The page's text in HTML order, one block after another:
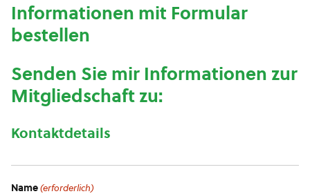
Informationen mit Formular
bestellen
Senden Sie mir Informationen zur
Mitgliedschaft zu:
Kontaktdetails
Name(erforderlich)